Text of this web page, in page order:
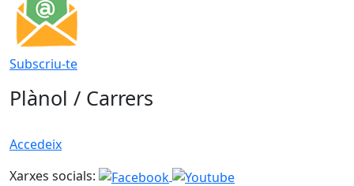
Subscriu-te
Plànol / Carrers
Accedeix
Xarxes socials: